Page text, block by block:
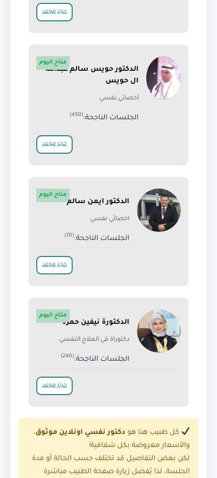
حجز موعد
الدكتور حويس سالم عبدالله
ال حويس
اخصائي نفسي
الجلسات الناجحة:(450)
متاح اليوم
حجز موعد
الدكتور ايمن سالم
اخصائي نفسي
الجلسات الناجحة:(70)
متاح اليوم
حجز موعد
الدكتورة نيفين حمزة
دكتوراة في العلاج النفسي
الجلسات الناجحة:(240)
متاح اليوم
حجز موعد
كل طبيب هنا هو دكتور نفسي اونلاين موثوق،
والأسعار معروضة بكل شفافية!
لكن بعض التفاصيل قد تختلف حسب الحالة أو مدة
الجلسة، لذا يُفضل زيارة صفحة الطبيب مباشرة